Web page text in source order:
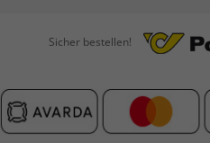
Sicher bestellen!